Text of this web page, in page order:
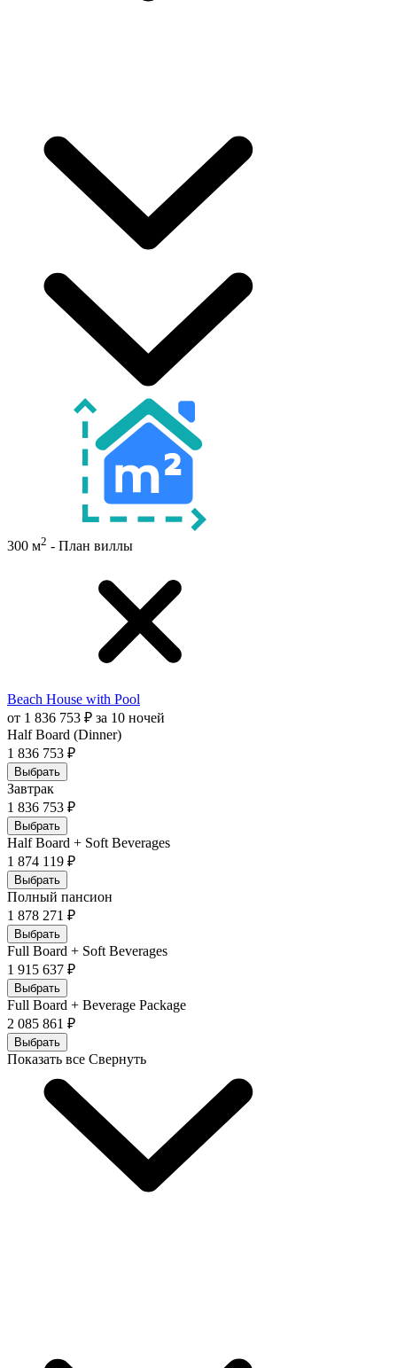
300 м2 - План виллы
Beach House with Pool
от 1 836 753 ₽ за 10 ночей
Half Board (Dinner)
1 836 753 ₽
Выбрать
Завтрак
1 836 753 ₽
Выбрать
Half Board + Soft Beverages
1 874 119 ₽
Выбрать
Полный пансион
1 878 271 ₽
Выбрать
Full Board + Soft Beverages
1 915 637 ₽
Выбрать
Full Board + Beverage Package
2 085 861 ₽
Выбрать
Показать все Свернуть